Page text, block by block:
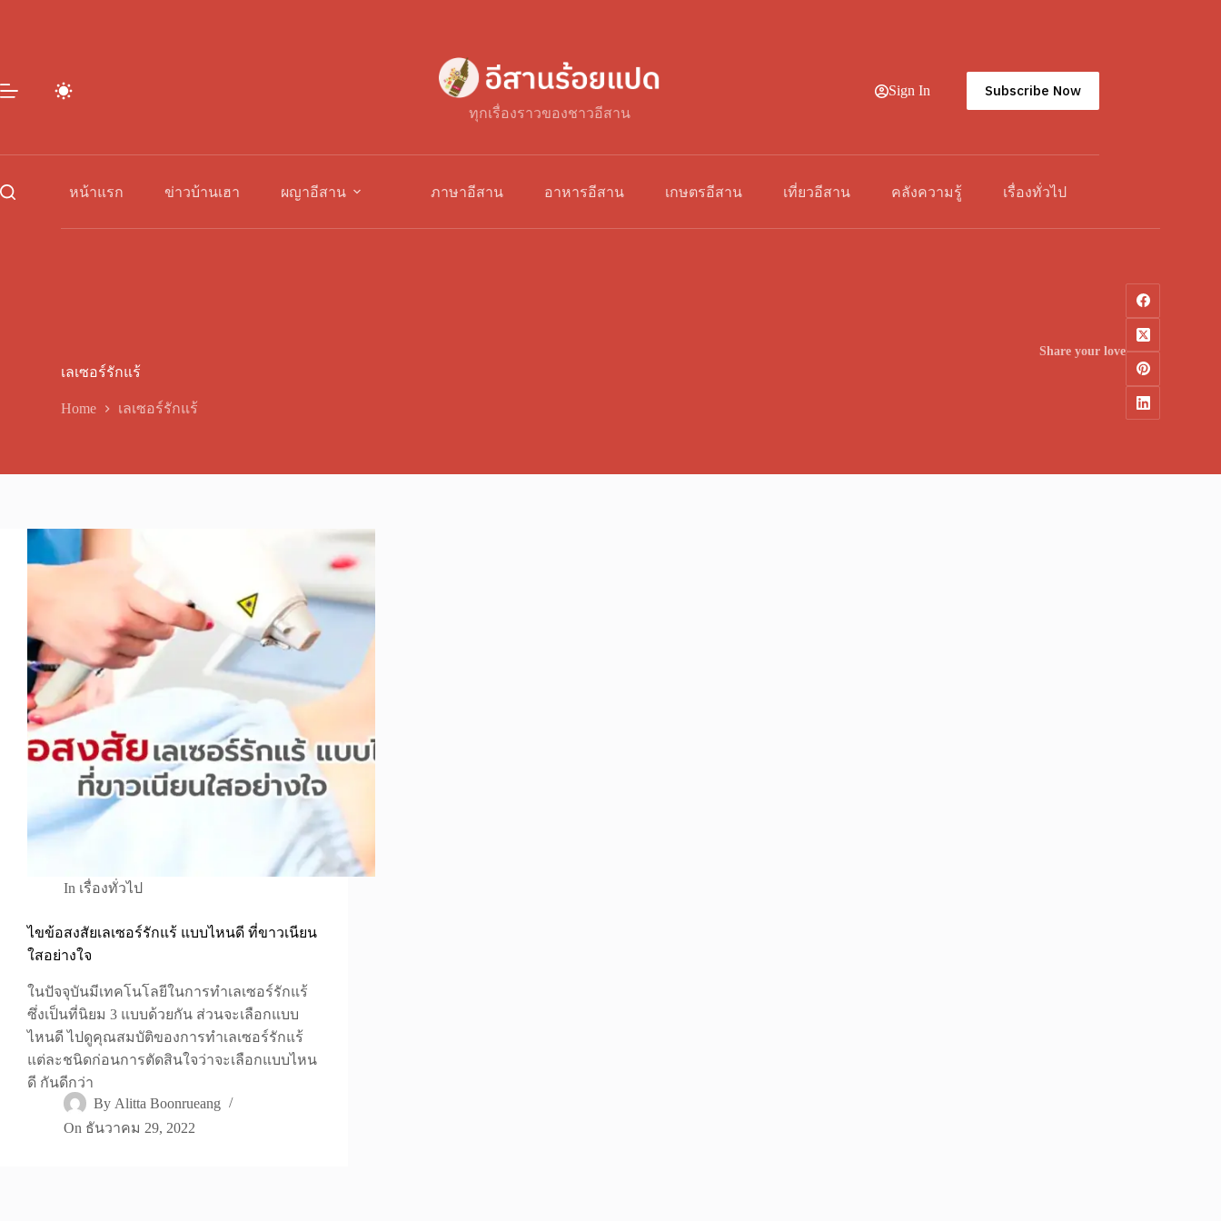
ทุกเรื่องราวของชาวอีสาน
Sign In Subscribe Now
หน้าแรก ข่าวบ้านเฮา ผญาอีสาน ภาษาอีสาน อาหารอีสาน เกษตรอีสาน เที่ยวอีสาน คลังความรู้ เรื่องทั่วไป
เลเซอร์รักแร้
Home เลเซอร์รักแร้
Share your love
In เรื่องทั่วไป
ไขข้อสงสัยเลเซอร์รักแร้ แบบไหนดี ที่ขาวเนียน
ใสอย่างใจ
ในปัจจุบันมีเทคโนโลยีในการทำเลเซอร์รักแร้
ซึ่งเป็นที่นิยม 3 แบบด้วยกัน ส่วนจะเลือกแบบ
ไหนดี ไปดูคุณสมบัติของการทำเลเซอร์รักแร้
แต่ละชนิดก่อนการตัดสินใจว่าจะเลือกแบบไหน
ดี กันดีกว่า
By Alitta Boonrueang
On ธันวาคม 29, 2022